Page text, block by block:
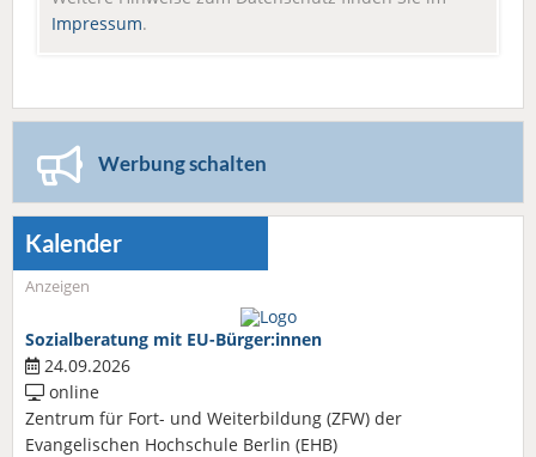
Impressum.
Werbung schalten
Kalender
Anzeigen
Sozialberatung mit EU-Bürger:innen
24.09.2026
online
Zentrum für Fort- und Weiterbildung (ZFW) der
Evangelischen Hochschule Berlin (EHB)